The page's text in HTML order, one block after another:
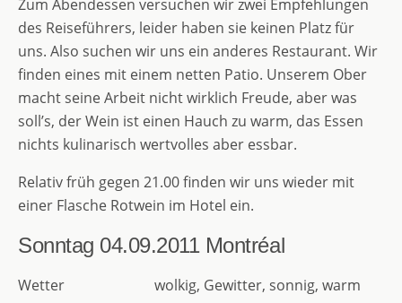
Zum Abendessen versuchen wir zwei Empfehlungen
des Reiseführers, leider haben sie keinen Platz für
uns. Also suchen wir uns ein anderes Restaurant. Wir
finden eines mit einem netten Patio. Unserem Ober
macht seine Arbeit nicht wirklich Freude, aber was
soll’s, der Wein ist einen Hauch zu warm, das Essen
nichts kulinarisch wertvolles aber essbar.
Relativ früh gegen 21.00 finden wir uns wieder mit
einer Flasche Rotwein im Hotel ein.
Sonntag 04.09.2011 Montréal
Wetter wolkig, Gewitter, sonnig, warm